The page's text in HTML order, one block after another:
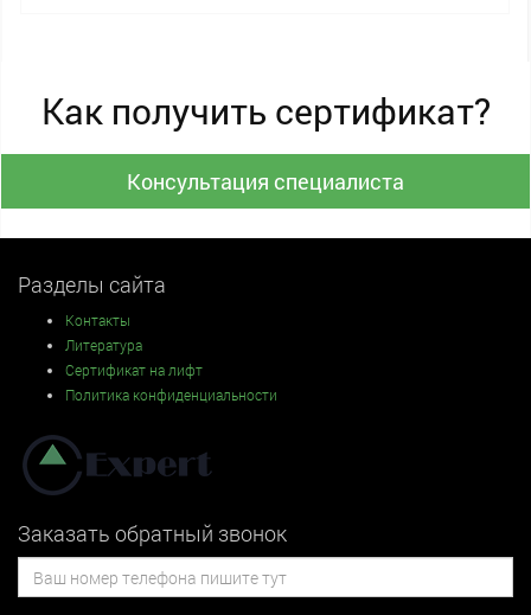
Как получить сертификат?
Консультация специалиста
Разделы сайта
Контакты
Литература
Сертификат на лифт
Политика конфиденциальности
Заказать обратный звонок